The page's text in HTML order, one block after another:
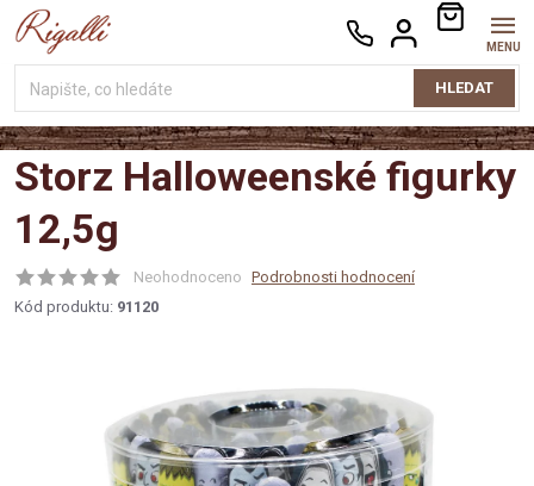
Přejít
na
HLEDAT
NÁKUPNÍ
KOŠÍK
Storz Halloweenské figurky
12,5g
Neohodnoceno Podrobnosti hodnocení
Kód produktu: 91120